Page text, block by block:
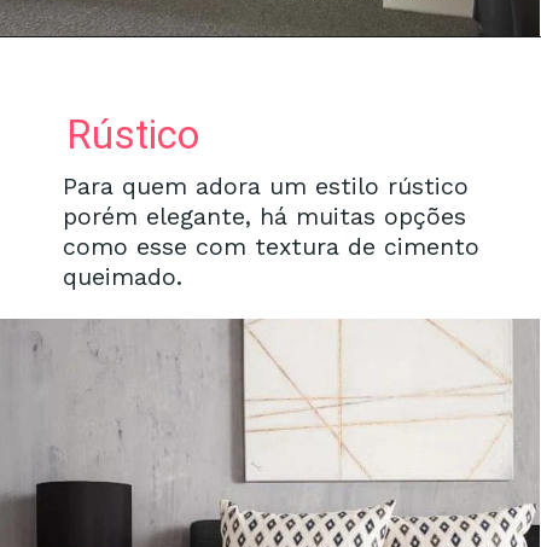
Para quem adora um estilo rústico
porém elegante, há muitas opções
como esse com textura de cimento
queimado.
Rústico